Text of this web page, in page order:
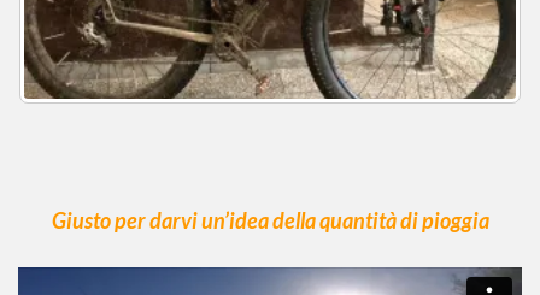
Giusto per darvi un’idea della quantità di pioggia